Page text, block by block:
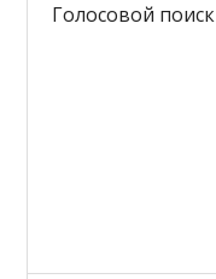
Голосовой поиск